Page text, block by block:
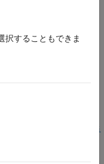
択することもできま